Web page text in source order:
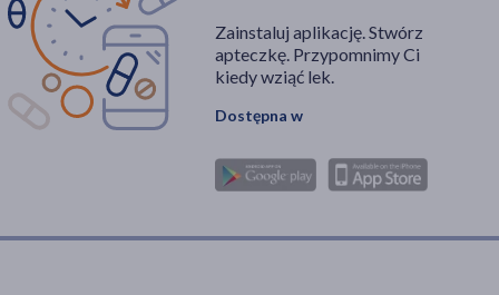
Zainstaluj aplikację. Stwórz
apteczkę. Przypomnimy Ci
kiedy wziąć lek.
Dostępna w